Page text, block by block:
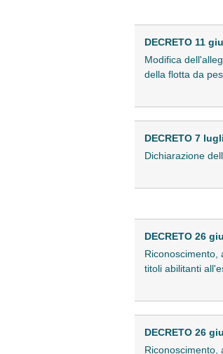
DECRETO 11
Modifica
della flotta da
DECRETO 7
Dichiarazione
DECRETO 26
Riconoscimento,
titoli abilitanti
DECRETO 26
Riconoscimento,